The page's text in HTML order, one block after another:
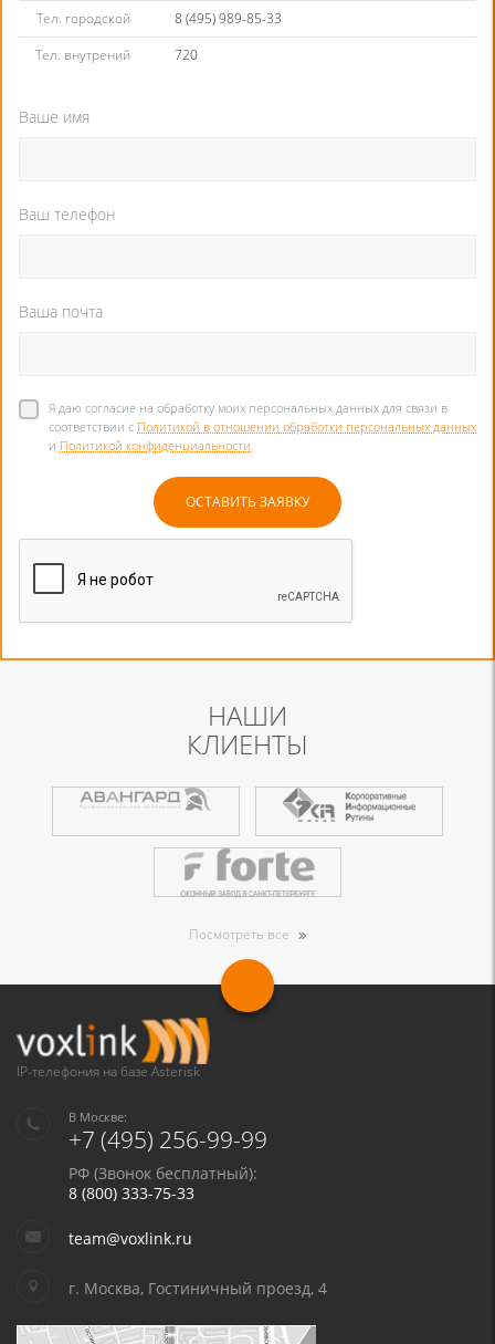
Тел. городской
8 (495) 989-85-33
Тел. внутрений
720
Ваше имя
Ваш телефон
Ваша почта
Я даю согласие на обработку моих персональных данных для связи в
соответствии с Политикой в отношении обработки персональных данных
и Политикой конфиденциальности
НАШИ
КЛИЕНТЫ
Посмотреть все
IP-телефония на базе Asterisk
В Москве:
+7 (495) 256-99-99
РФ (Звонок бесплатный):
8 (800) 333-75-33
team@voxlink.ru
г. Москва, Гостиничный проезд, 4